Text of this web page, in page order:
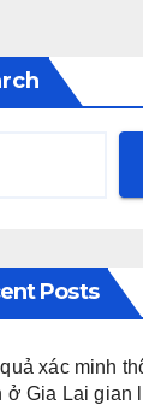
Posts
xác minh
ở Gia Lai gian